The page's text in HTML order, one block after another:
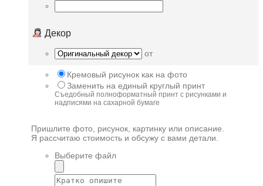
Декор
от
Кремовый рисунок как на фото
Заменить на единый круглый принт
Съедобный полноформатный принт с рисунками и
надписями на сахарной бумаге
Пришлите фото, рисунок, картинку или описание.
Я рассчитаю стоимость и обсужу с вами детали.
Выберите файл